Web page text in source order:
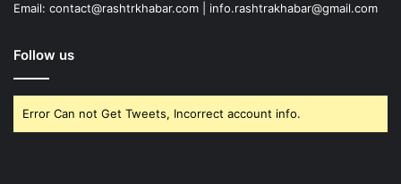
Email: contact@rashtrkhabar.com | info.rashtrakhabar@gmail.com
Follow us
Error Can not Get Tweets, Incorrect account info.